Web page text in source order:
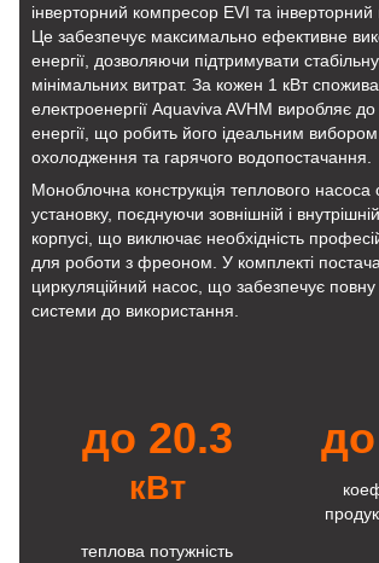
інверторний компресор EVI та
Це забезпечує максимально ефективне
енергії, дозволяючи підтримувати
мінімальних витрат. За кожен 1 кВт
електроенергії Aquaviva AVHM виробляє
енергії, що робить його ідеальним
охолодження та гарячого водопостачання.
Моноблочна конструкція теплового
установку, поєднуючи зовнішній і
корпусі, що виключає необхідність
для роботи з фреоном. У комплекті
циркуляційний насос, що забезпечує повну
системи до використання.
до 20.3
кВт
теплова потужність